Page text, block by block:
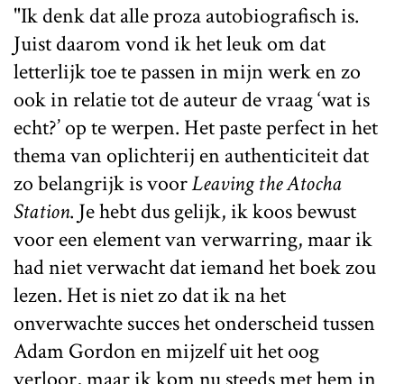
"Ik denk dat alle proza autobiografisch is.
Juist daarom vond ik het leuk om dat
letterlijk toe te passen in mijn werk en zo
ook in relatie tot de auteur de vraag ‘wat is
echt?’ op te werpen. Het paste perfect in het
thema van oplichterij en authenticiteit dat
zo belangrijk is voorLeaving the Atocha
Station. Je hebt dus gelijk, ik koos bewust
voor een element van verwarring, maar ik
had niet verwacht dat iemand het boek zou
lezen. Het is niet zo dat ik na het
onverwachte succes het onderscheid tussen
Adam Gordon en mijzelf uit het oog